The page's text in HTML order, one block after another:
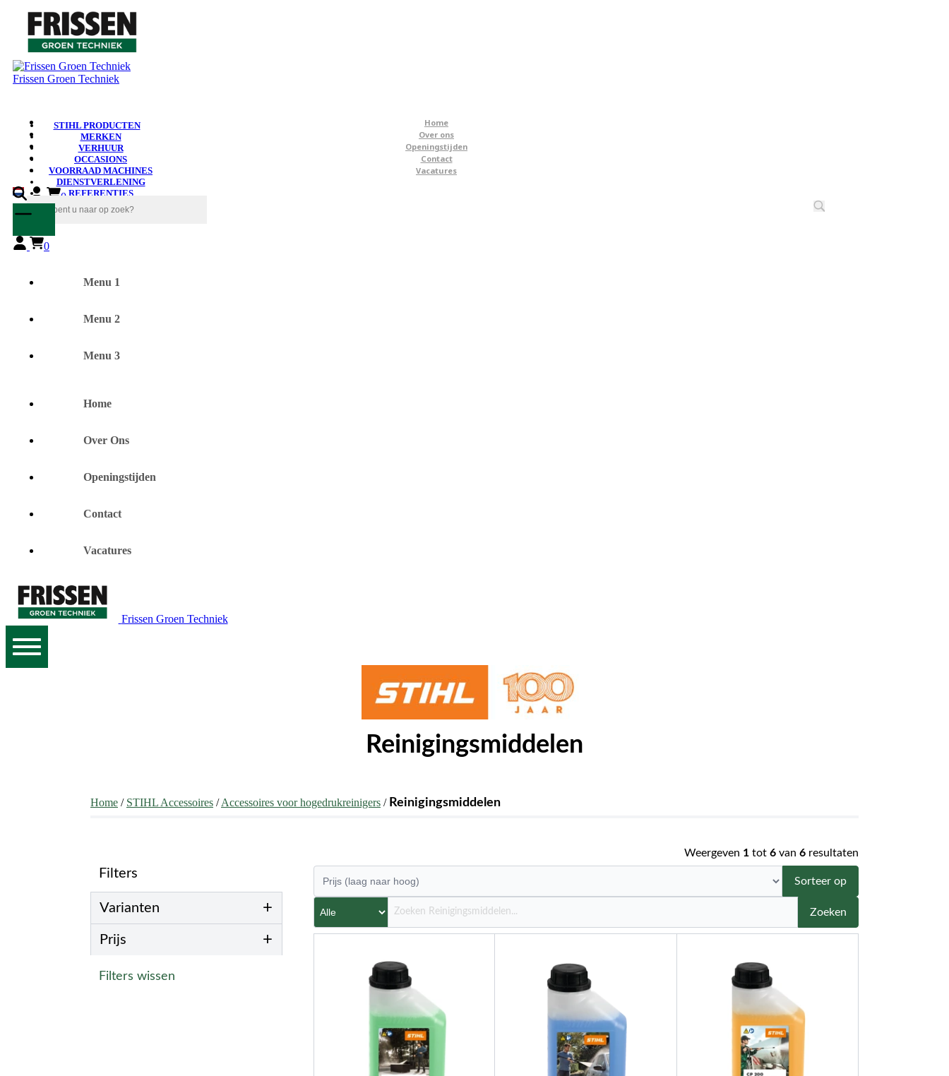
Frissen Groen Techniek
Home
Over ons
Openingstijden
Contact
Vacatures
STIHL PRODUCTEN
MERKEN
VERHUUR
OCCASIONS
VOORRAAD MACHINES
DIENSTVERLENING
REFERENTIES
0
0
Menu 1
Menu 2
Menu 3
Home
Over Ons
Openingstijden
Contact
Vacatures
Frissen Groen Techniek
Reinigingsmiddelen
Home / STIHL Accessoires /Accessoires voor hogedrukreinigers / Reinigingsmiddelen
Filters
Varianten +
Prijs +
Filters wissen
Weergeven 1 tot 6 van 6 resultaten
Sorteer op
Zoeken